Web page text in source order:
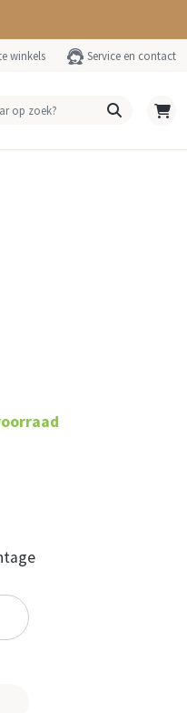
winkels Service en contact